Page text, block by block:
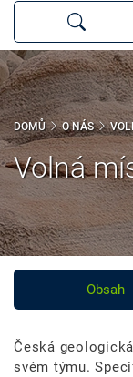
DOMŮ O NÁS
Volná
Obsah
Česká
svém týmu.